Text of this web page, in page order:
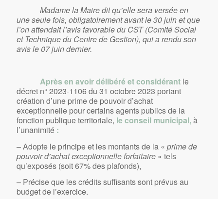
Madame la Maire dit qu’elle sera versée en
une seule fois, obligatoirement avant le 30 juin et que
l’on attendait l’avis favorable du CST (Comité Social
et Technique du Centre de Gestion), qui a rendu son
avis le 07 juin dernier.
Après en avoir délibéré et considérant le
décret n° 2023-1106 du 31 octobre 2023 portant
création d’une prime de pouvoir d’achat
exceptionnelle pour certains agents publics de la
fonction publique territoriale, le conseil municipal,à
l’unanimité:
– Adopte le principe et les montants de la « prime de
pouvoir d’achat exceptionnelle forfaitaire» tels
qu’exposés (soit 67% des plafonds),
– Précise que les crédits suffisants sont prévus au
budget de l’exercice.